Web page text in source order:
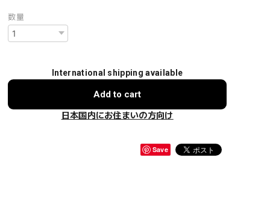
数量
International shipping available
Add to cart
日本国内にお住まいの方向け
Save